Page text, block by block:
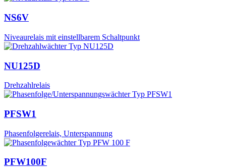
NS6V
Niveaurelais mit einstellbarem Schaltpunkt
NU125D
Drehzahlrelais
PFSW1
Phasenfolgerelais, Unterspannung
PFW100F